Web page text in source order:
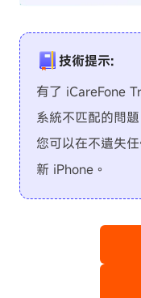
技術提示:
有了 iCareFone
系統不匹配的問
您可以在不遺失
新 iPhone。